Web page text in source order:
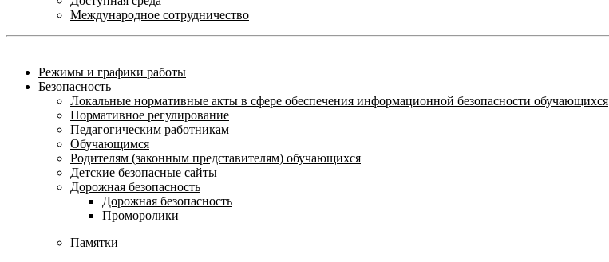
Международное сотрудничество
Режимы и графики работы
Безопасность
Локальные нормативные акты в сфере обеспечения информационной безопасности обучающихся
Нормативное регулирование
Педагогическим работникам
Обучающимся
Родителям (законным представителям) обучающихся
Детские безопасные сайты
Дорожная безопасность
Дорожная безопасность
Проморолики
Памятки